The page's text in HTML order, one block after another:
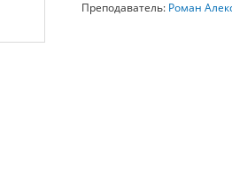
Преподаватель: Роман